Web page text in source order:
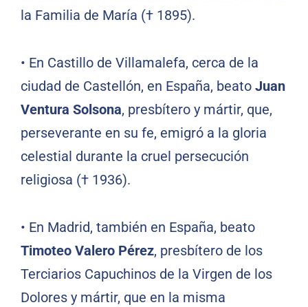
la Familia de María († 1895).
• En Castillo de Villamalefa, cerca de la
ciudad de Castellón, en España, beato Juan
Ventura Solsona, presbítero y mártir, que,
perseverante en su fe, emigró a la gloria
celestial durante la cruel persecución
religiosa († 1936).
• En Madrid, también en España, beato
Timoteo Valero Pérez, presbítero de los
Terciarios Capuchinos de la Virgen de los
Dolores y mártir, que en la misma